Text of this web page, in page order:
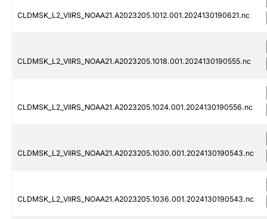
CLDMSK_L2_VIIRS_NOAA21.A2023205.1012.001.2024130190621.nc
CLDMSK_L2_VIIRS_NOAA21.A2023205.1018.001.2024130190555.nc
CLDMSK_L2_VIIRS_NOAA21.A2023205.1024.001.2024130190556.nc
CLDMSK_L2_VIIRS_NOAA21.A2023205.1030.001.2024130190543.nc
CLDMSK_L2_VIIRS_NOAA21.A2023205.1036.001.2024130190543.nc